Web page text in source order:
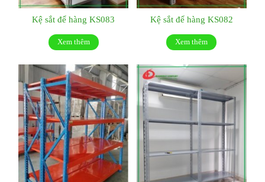
Kệ sắt để hàng KS083
Xem thêm
Kệ sắt để hàng KS082
Xem thêm